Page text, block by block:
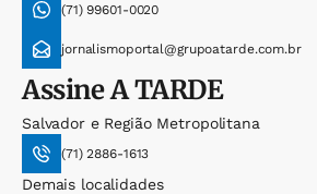
(71) 99601-0020
jornalismoportal@grupoatarde.com.br
AssineA TARDE
Salvador e Região Metropolitana
(71) 2886-1613
Demais localidades